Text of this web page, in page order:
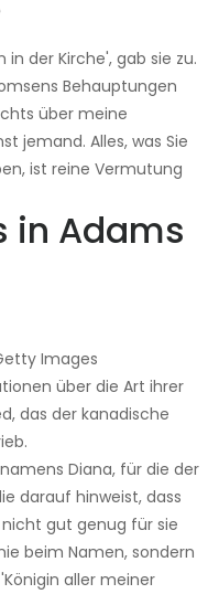
der Kirche', gab sie zu.
Behauptungen
über meine
jemand. Alles, was Sie
ist reine Vermutung
in Adams
Images
über die Art ihrer
das der kanadische
Diana, für die der
darauf hinweist, dass
gut genug für sie
beim Namen, sondern
aller meiner